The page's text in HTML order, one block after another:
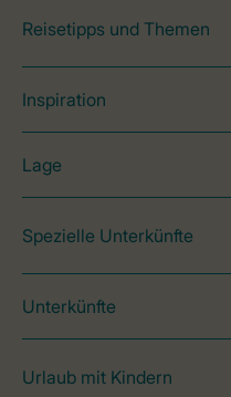
Reisetipps und Themen
Inspiration
Lage
Spezielle Unterkünfte
Unterkünfte
Urlaub mit Kindern